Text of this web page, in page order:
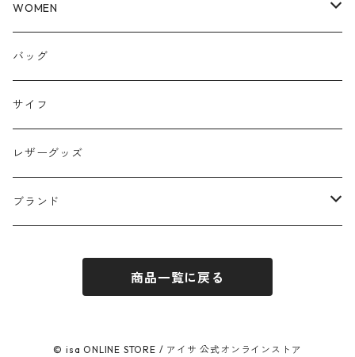
WOMEN
トップス
パンツ
スカート
アウター
バッグ
サイフ
レザーグッズ
ブランド
JHON BULL / ジョンブル
blue willow / ブルーウィロー
商品一覧に戻る
© isa ONLINE STORE / アイサ 公式オンラインストア